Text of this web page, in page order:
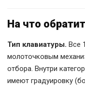
На что
Тип клавиатуры. Все
молоточковым
отбора. Внутри
имеют градуировку